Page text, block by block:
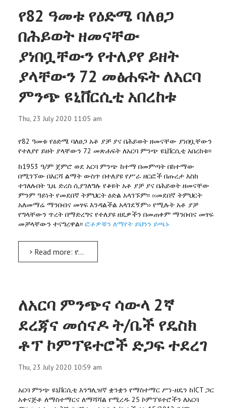
የ82 ዓመቱ የዕድሜ ባለፀጋ
በሕይወት ዘመናቸው
ያነበቧቸውን የተለያየ ይዘት
ያላቸውን 72 መፅሐፍት ለአርባ
ምንጭ ዩኒቨርሲቲ አበረከቱ
Thu, 23 July 2020 11:05 am
የ82 ዓመቱ የዕድሜ ባለፀጋ አቶ ያቻ ያና በሕይወት ዘመናቸው ያነበቧቸውን
የተለያየ ይዘት ያላቸውን 72 መጽሐፍት ለአርባ ምንጭ ዩኒቨርሲቲ አበረከቱ፡፡
ከ1953 ዓ/ም ጀምሮ ወደ አርባ ምንጭ ከተማ በመምጣት በከተማው
በሚገኘው በእርሻ ልማት ውስጥ በተለያዩ የሥራ ዘርፎች በጡረታ እስከ
ተገለሉበት ጊዜ ድረስ ሲያገለግሉ የቆዩት አቶ ያቻ ያና በሕይወት ዘመናቸው
ምንም ዓይነት የመደበኛ ትምህርት ዕድል አላገኙም፡፡ ‹‹መደበኛ ትምህርት
አለመማሬ ማንበብና መፃፍ እንዳልችል አላገደኝም›› የሚሉት አቶ ያቻ
የግላቸውን ጥረት በማድረግና የተለያዩ ዘዴዎችን በመጠቀም ማንበብና መፃፍ
መቻላቸውን ተናግረዋል፡፡ ፎቶዎቹን ለማየት ይህንን ይጫኑ
Read more: የ82 ዓመቱ የዕድሜ ባለፀጋ በሕይወት ዘመናቸው ያነበቧቸውን የተለያየ ይዘት ያላቸውን 72 መፅሐፍት ለአርባ ምንጭ ዩኒቨርሲቲ አበረከቱ
ለአርባ ምንጭና ሳውላ 2ኛ
ደረጃና መሰናዶ ት/ቤች የዴስክ
ቶፕ ኮምፕዩተሮች ድጋፍ ተደረገ
Thu, 23 July 2020 10:59 am
አርባ ምንጭ ዩኒቨርሲቲ እንግሊዝኛ ቋንቋን የማስተማር ሥነ-ዘዴን ከICT ጋር
አቀናጅቶ ለማስተማርና ለማሻሻል የሚረዱ 25 ኮምፕዩተሮችን ለአርባ